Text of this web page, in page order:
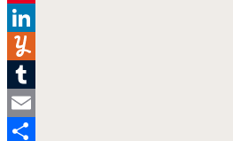
Pinterest
LinkedIn
Yummly
Tumblr
Email